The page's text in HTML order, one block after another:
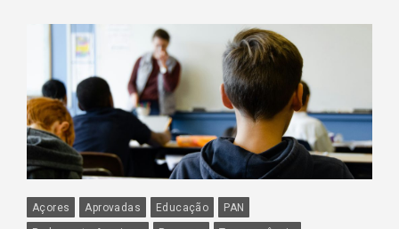
Açores Aprovadas Educação
PAN